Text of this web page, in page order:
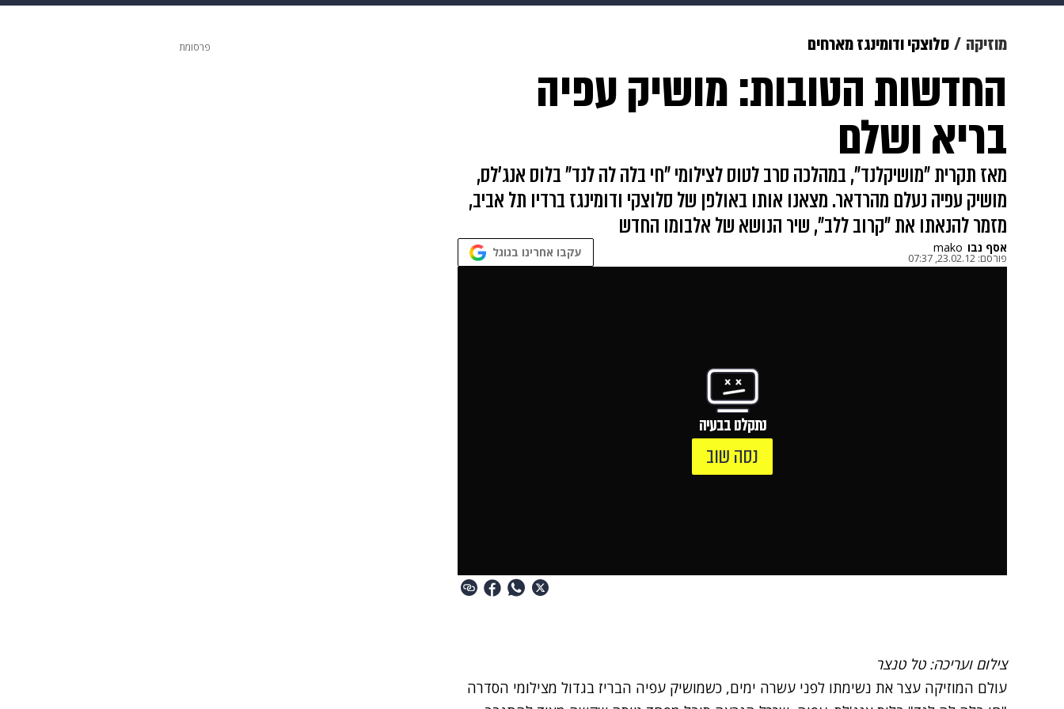
תרבות צבא וביטחון
גאווה משפט תשעה חודשים מתכונים פרויקטים מיוחדים
מוזיקה סלוצקי ודומינגז מארחים
החדשות הטובות: מושיק עפיה
בריא ושלם
מאז תקרית "מושיקלנד", במהלכה סרב לטוס לצילומי "חי בלה לה לנד" בלוס אנג'לס,
מושיק עפיה נעלם מהרדאר. מצאנו אותו באולפן של סלוצקי ודומינגז ברדיו תל אביב,
מזמר להנאתו את "קרוב ללב", שיר הנושא של אלבומו החדש
אסף נבו mako
פורסם: 23.02.12, 07:37 עקבו אחרינו בגוגל
נתקלנו בבעיה
נסה שוב
צילום ועריכה: טל טנצר
עולם המוזיקה עצר את נשימתו לפני עשרה ימים, כשמושיק עפיה הבריז בגדול מצילומי הסדרה
פרסומת